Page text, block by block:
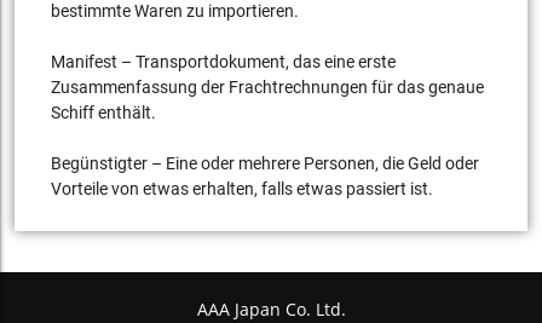
bestimmte Waren zu importieren.
Manifest – Transportdokument, das eine erste
Zusammenfassung der Frachtrechnungen für das genaue
Schiff enthält.
Begünstigter – Eine oder mehrere Personen, die Geld oder
Vorteile von etwas erhalten, falls etwas passiert ist.
AAA Japan Co. Ltd.